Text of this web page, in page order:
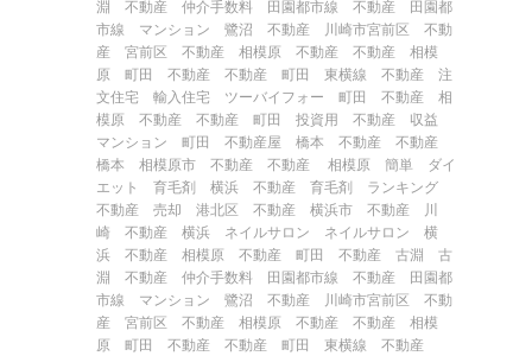
淵 不動産
仲介手数料 田園都市線 不動産
田園都
市線 マンション
鷺沼 不動産
川崎市宮前区 不動
産
宮前区 不動産 相模原 不動産
不動産 相模
原
町田 不動産 不動産 町田 東横線 不動産
注
文住宅
輸入住宅 ツーバイフォー 町田 不動産
相
模原 不動産
不動産 町田 投資用 不動産
収益
マンション
町田 不動産屋 橋本 不動産
不動産
橋本
相模原市 不動産 不動産 相模原
簡単 ダイ
エット
育毛剤 横浜 不動産
育毛剤 ランキング
不動産 売却
港北区 不動産 横浜市 不動産
川
崎 不動産
横浜 ネイルサロン
ネイルサロン 横
浜
不動産 相模原 不動産 町田 不動産 古淵
古
淵 不動産
仲介手数料 田園都市線 不動産
田園都
市線 マンション
鷺沼 不動産
川崎市宮前区 不動
産
宮前区 不動産 相模原 不動産
不動産 相模
原
町田 不動産 不動産 町田
東横線 不動産